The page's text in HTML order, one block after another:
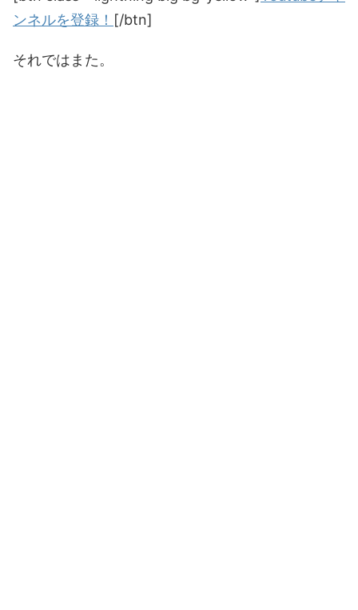
ンネルを登録！ [/btn]
それではまた。